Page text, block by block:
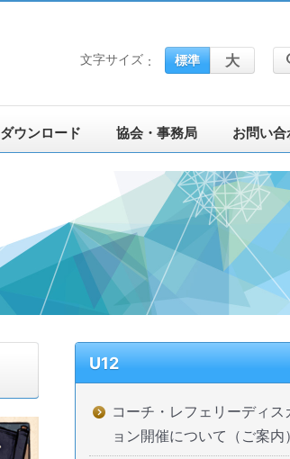
ダウンロード 協会・事務局 お問い合
文字サイズ 標準 大
U12
コーチ・レフェリーディス
ョン開催について（ご案内）